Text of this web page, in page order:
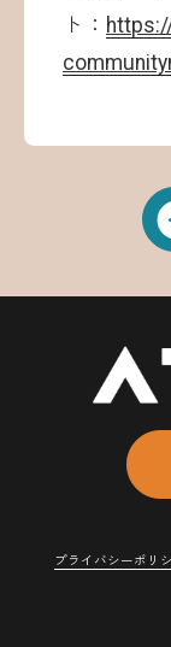
ト：
プライバシーポリ